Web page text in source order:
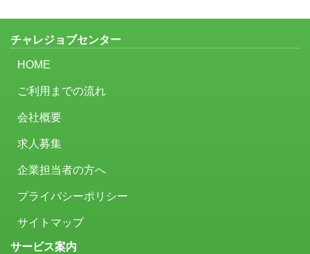
チャレジョブセンター
HOME
ご利用までの流れ
会社概要
求人募集
企業担当者の方へ
プライバシーポリシー
サイトマップ
サービス案内